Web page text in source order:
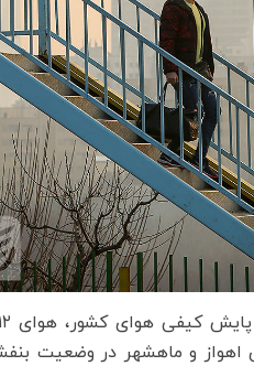
و ماهشهر در وضعیت بنفش